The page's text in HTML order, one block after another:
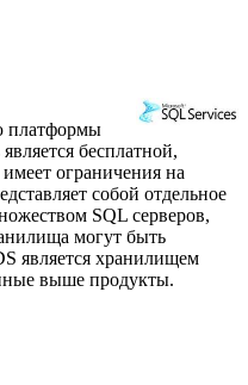
платформы
бесплатной,
ограничения на
собой отдельное
SQL серверов,
могут быть
является хранилищем
выше продукты.